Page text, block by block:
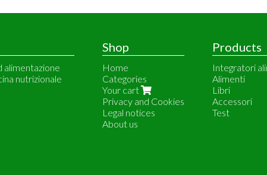
alimentazione
nutrizionale
Shop
Home
Categories
Your cart
Privacy and Cookies
Legal notices
About us
Products
Integratori
Alimenti
Libri
Accessori
Test